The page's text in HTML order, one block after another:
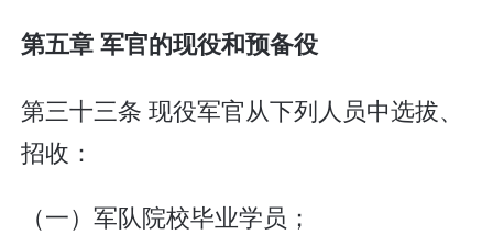
第五章 军官的现役和预备役
第三十三条 现役军官从下列人员中选拔、
招收：
（一）军队院校毕业学员；